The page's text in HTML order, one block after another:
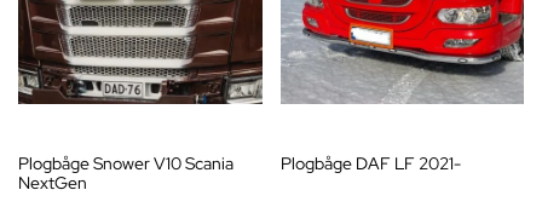
Plogbåge Snower V10 Scania
NextGen
Plogbåge DAF LF 2021-